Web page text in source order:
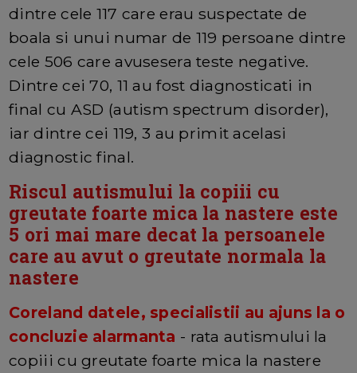
dintre cele 117 care erau suspectate de
boala si unui numar de 119 persoane dintre
cele 506 care avusesera teste negative.
Dintre cei 70, 11 au fost diagnosticati in
final cu ASD (autism spectrum disorder),
iar dintre cei 119, 3 au primit acelasi
diagnostic final.
Riscul autismului la copiii cu
greutate foarte mica la nastere este
5 ori mai mare decat la persoanele
care au avut o greutate normala la
nastere
Coreland datele, specialistii au ajuns la o
concluzie alarmanta - rata autismului la
copiii cu greutate foarte mica la nastere